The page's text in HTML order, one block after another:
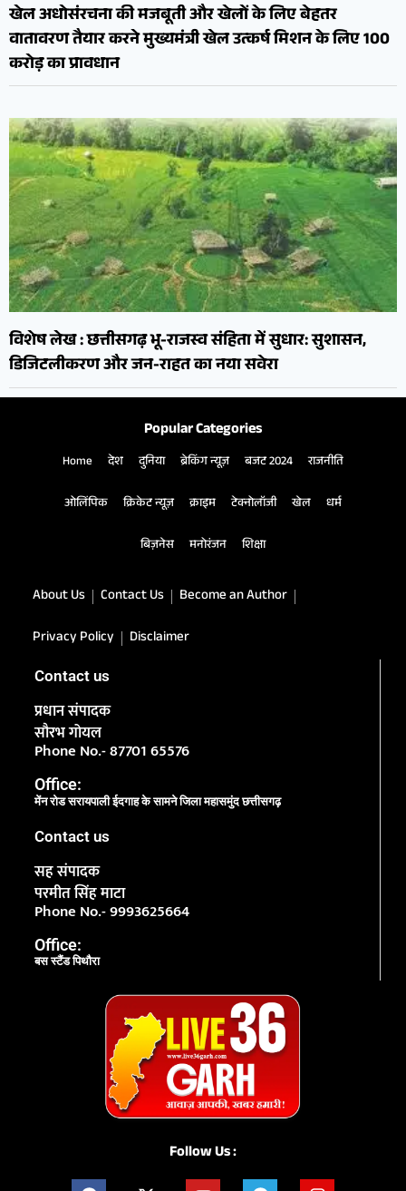
खेल अधोसंरचना की मजबूती और खेलों के लिए बेहतर
वातावरण तैयार करने मुख्यमंत्री खेल उत्कर्ष मिशन के लिए 100
करोड़ का प्रावधान
विशेष लेख : छत्तीसगढ़ भू-राजस्व संहिता में सुधार: सुशासन,
डिजिटलीकरण और जन-राहत का नया सवेरा
Popular Categories
Home देश दुनिया ब्रेकिंग न्यूज़ बजट 2024 राजनीति
ओलिंपिक क्रिकेट न्यूज़ क्राइम टेक्नोलॉजी खेल धर्म
बिज़नेस मनोरंजन शिक्षा
About Us Contact Us
Become an Author
Privacy Policy
Disclaimer
Contact us
प्रधान संपादक
सौरभ गोयल
Phone No.- 87701 65576
Office:
मेंन रोड सरायपाली ईदगाह के सामने जिला महासमुंद छत्तीसगढ़
Contact us
सह संपादक
परमीत सिंह माटा
Phone No.- 9993625664
Office:
बस स्टैंड पिथौरा
Follow Us :